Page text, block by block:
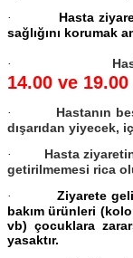
·
Hasta
sağlığını korumak
·
14.00 ve
·
Hastanın
dışarıdan yiyecek,
·
Hasta
getirilmemesi rica
·
Ziyarete
bakım ürünleri
vb) çocuklara
yasaktır.